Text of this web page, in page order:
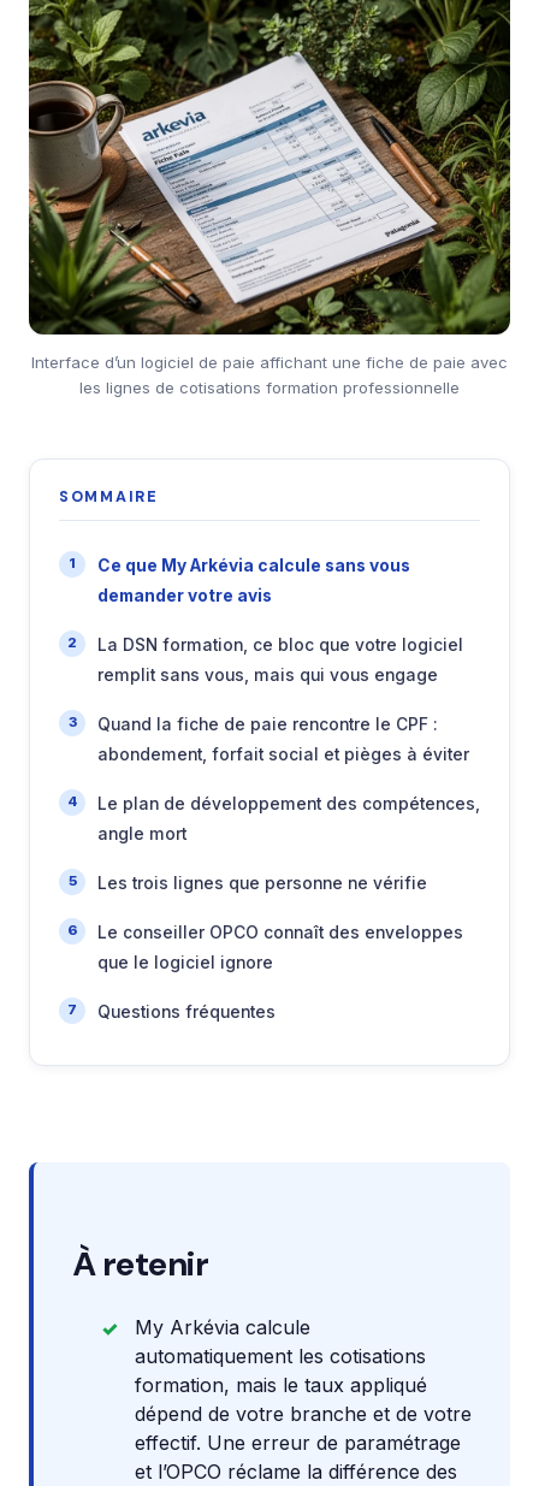
Interface d’un logiciel de paie affichant une fiche de paie avec
les lignes de cotisations formation professionnelle
SOMMAIRE
Ce que My Arkévia calcule sans vous
demander votre avis
La DSN formation, ce bloc que votre logiciel
remplit sans vous, mais qui vous engage
Quand la fiche de paie rencontre le CPF :
abondement, forfait social et pièges à éviter
Le plan de développement des compétences,
angle mort
Les trois lignes que personne ne vérifie
Le conseiller OPCO connaît des enveloppes
que le logiciel ignore
Questions fréquentes
À retenir
My Arkévia calcule
automatiquement les cotisations
formation, mais le taux appliqué
dépend de votre branche et de votre
effectif. Une erreur de paramétrage
et l’OPCO réclame la différence des